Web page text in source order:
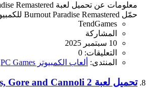
حمّل Burnout Paradise Remastered للكمبيوتر الشخصي مجانًا، أحدث إصدار. تقدم هذه النسخة المُحسّنة تجربة قيادة مذهلة،...
TendGames
المشاركة
10 سبتمبر 2025
التعليقات: 0
المنتدى: ألعاب الكمبيوتر PC Games
تحميل لعبة Guns, Gore and Cannoli 2 للكمبيوتر مجانا اخر اصدار